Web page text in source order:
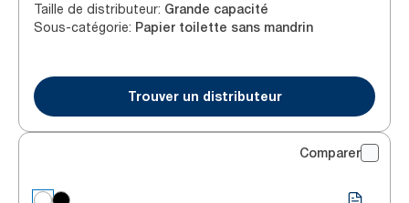
Taille de distributeur: Grande capacité
Sous-catégorie: Papier toilette sans mandrin
Trouver un distributeur
Comparer